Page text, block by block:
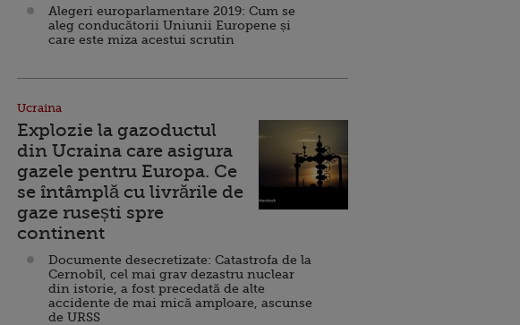
Alegeri europarlamentare 2019: Cum se
aleg conducătorii Uniunii Europene și
care este miza acestui scrutin
Ucraina
Explozie la gazoductul
din Ucraina care asigura
gazele pentru Europa. Ce
se întâmplă cu livrările de
gaze rusești spre
continent
Documente desecretizate: Catastrofa de la
Cernobîl, cel mai grav dezastru nuclear
din istorie, a fost precedată de alte
accidente de mai mică amploare, ascunse
de URSS